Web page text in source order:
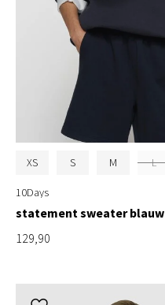
XS S M L
10Days
statement sweater blauw
129,90